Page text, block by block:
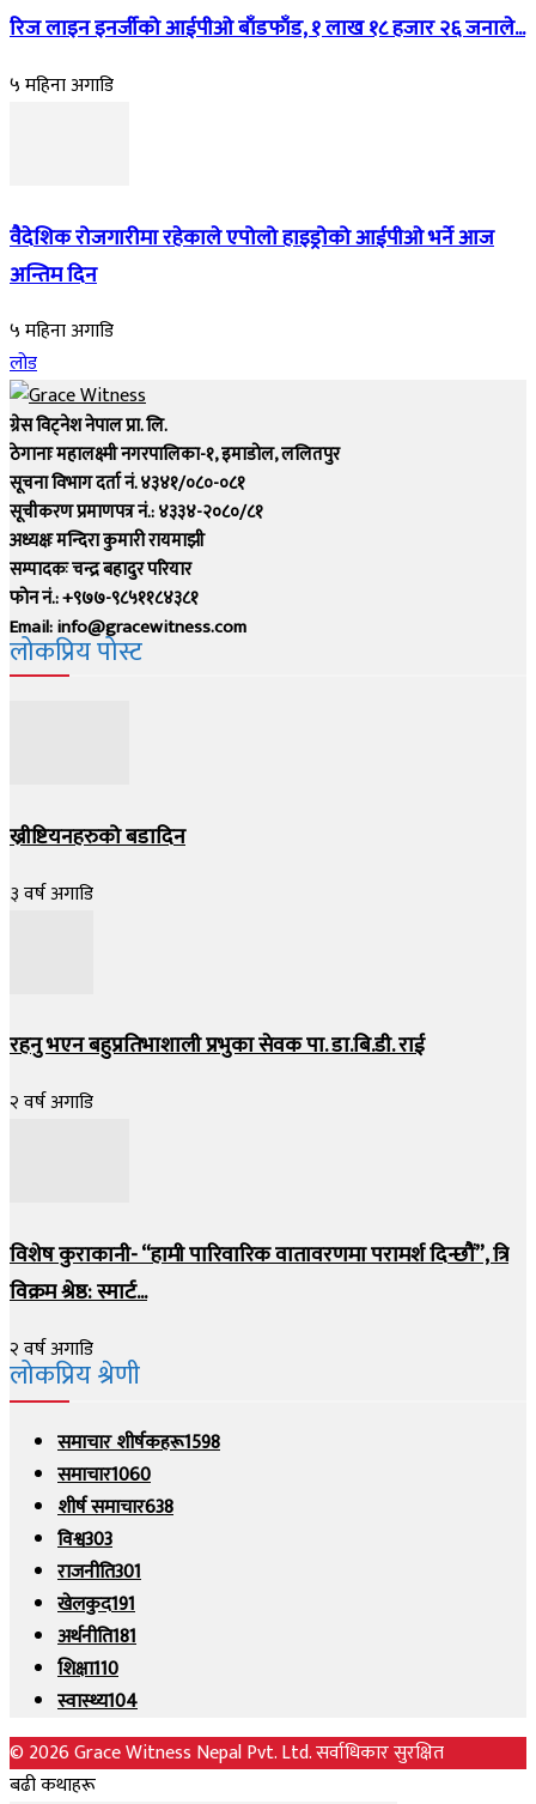
रिज लाइन इनर्जीको आईपीओ बाँडफाँड, १ लाख १८ हजार २६ जनाले...
५ महिना अगाडि
वैदेशिक रोजगारीमा रहेकाले एपोलो हाइड्रोको आईपीओ भर्ने आज
अन्तिम दिन
५ महिना अगाडि
लोड
ग्रेस विट्नेश नेपाल प्रा. लि.
ठेगानाः महालक्ष्मी नगरपालिका-१, इमाडोल, ललितपुर
सूचना विभाग दर्ता नं. ४३४१/०८०-०८१
सूचीकरण प्रमाणपत्र नं.: ४३३४-२०८०/८१
अध्यक्षः मन्दिरा कुमारी रायमाझी
सम्पादकः चन्द्र बहादुर परियार
फोन नं.: +९७७-९८५११८४३८१
Email: info@gracewitness.com
लोकप्रिय पोस्ट
ख्रीष्टियनहरुको बडादिन
३ वर्ष अगाडि
रहनु भएन बहुप्रतिभाशाली प्रभुका सेवक पा. डा.बि.डी. राई
२ वर्ष अगाडि
विशेष कुराकानी- “हामी पारिवारिक वातावरणमा परामर्श दिन्छौं”, त्रि
विक्रम श्रेष्ठ: स्मार्ट...
२ वर्ष अगाडि
लोकप्रिय श्रेणी
समाचार शीर्षकहरू1598
समाचार1060
शीर्ष समाचार638
विश्व303
राजनीति301
खेलकुद191
अर्थनीति181
शिक्षा110
स्वास्थ्य104
© 2026 Grace Witness Nepal Pvt. Ltd. सर्वाधिकार सुरक्षित
बढी कथाहरू